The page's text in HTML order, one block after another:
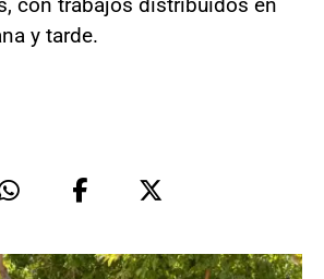
y tarde.